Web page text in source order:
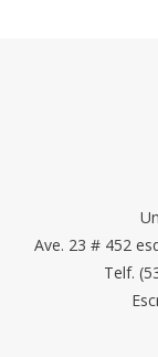
Ave. 23 # 452
Telf.